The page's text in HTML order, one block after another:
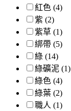
紅色 (4)
紫 (2)
紫草 (1)
綁帶 (5)
綠 (14)
綠礦泥 (1)
綠色 (4)
綠葉 (2)
職人 (1)